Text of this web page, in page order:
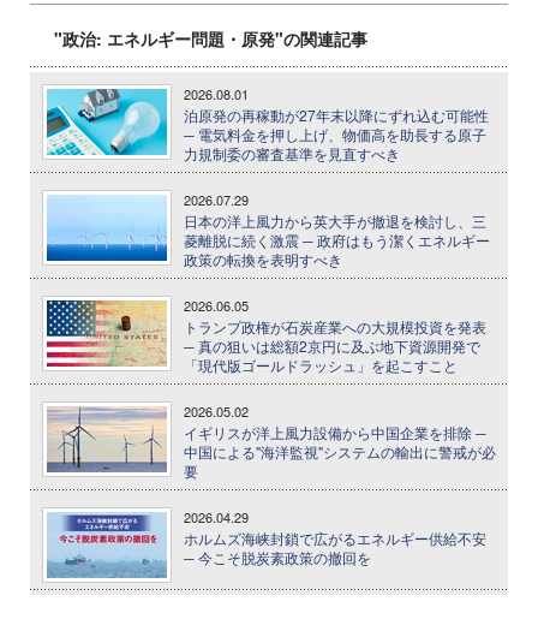
"政治: エネルギー問題・原発"の関連記事
2026.08.01
泊原発の再稼動が27年末以降にずれ込む可能性
─ 電気料金を押し上げ、物価高を助長する原子
力規制委の審査基準を見直すべき
2026.07.29
日本の洋上風力から英大手が撤退を検討し、三
菱離脱に続く激震 ─ 政府はもう潔くエネルギー
政策の転換を表明すべき
2026.06.05
トランプ政権が石炭産業への大規模投資を発表
─ 真の狙いは総額2京円に及ぶ地下資源開発で
「現代版ゴールドラッシュ」を起こすこと
2026.05.02
イギリスが洋上風力設備から中国企業を排除 ─
中国による"海洋監視"システムの輸出に警戒が必
要
2026.04.29
ホルムズ海峡封鎖で広がるエネルギー供給不安
─ 今こそ脱炭素政策の撤回を